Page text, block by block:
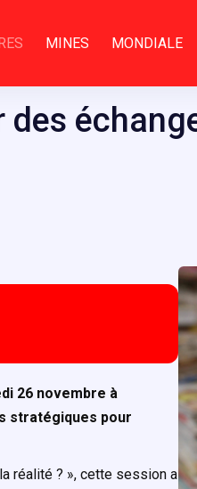
MINES MONDIALE
des
26 novembre à
stratégiques pour
réalité ? », cette session a